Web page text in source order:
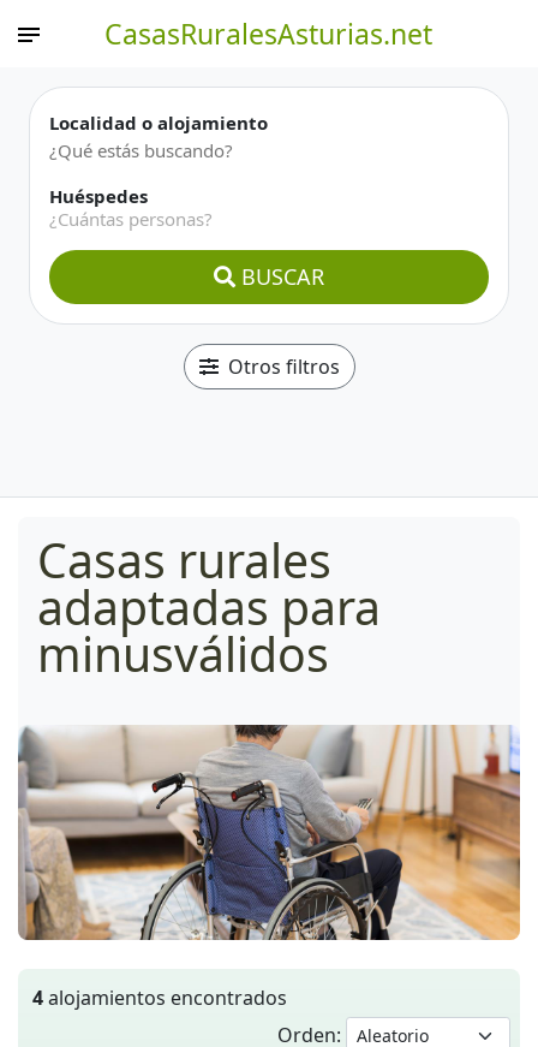
CasasRuralesAsturias.net
Localidad o alojamiento
Huéspedes
¿Cuántas personas?
BUSCAR
Otros filtros
Casas rurales
adaptadas para
minusválidos
4alojamientos encontrados
Orden: